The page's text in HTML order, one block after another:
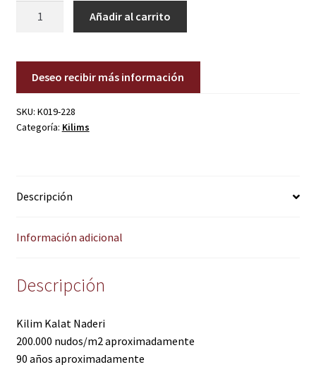
Añadir al carrito
Deseo recibir más información
SKU: K019-228
Categoría: Kilims
Descripción
Información adicional
Descripción
Kilim Kalat Naderi
200.000 nudos/m2 aproximadamente
90 años aproximadamente